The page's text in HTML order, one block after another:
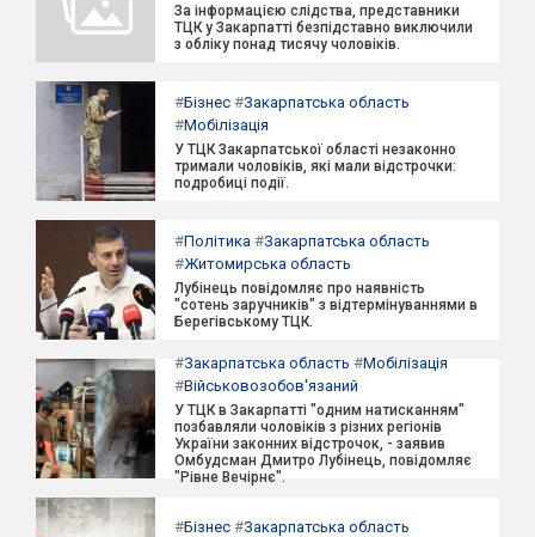
За інформацією слідства, представники
ТЦК у Закарпатті безпідставно виключили
з обліку понад тисячу чоловіків.
#Бізнес #Закарпатська область
#Мобілізація
У ТЦК Закарпатської області незаконно
тримали чоловіків, які мали відстрочки:
подробиці події.
#Політика #Закарпатська область
#Житомирська область
Лубінець повідомляє про наявність
"сотень заручників" з відтермінуваннями в
Берегівському ТЦК.
#Закарпатська область #Мобілізація
#Військовозобов'язаний
У ТЦК в Закарпатті "одним натисканням"
позбавляли чоловіків з різних регіонів
України законних відстрочок, - заявив
Омбудсман Дмитро Лубінець, повідомляє
"Рівне Вечірнє".
#Бізнес #Закарпатська область